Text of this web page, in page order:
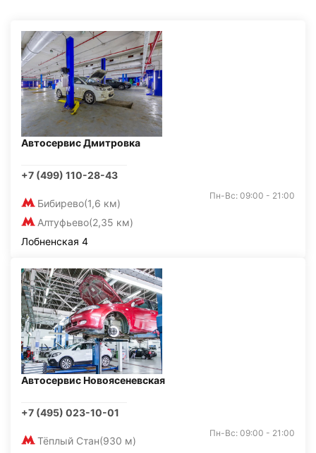
Автосервис Дмитровка
+7 (499) 110-28-43
Бибирево(1,6 км)
Алтуфьево(2,35 км)
Пн-Вс: 09:00 - 21:00
Лобненская 4
Автосервис Новоясеневская
+7 (495) 023-10-01
Тёплый Стан(930 м)
Пн-Вс: 09:00 - 21:00